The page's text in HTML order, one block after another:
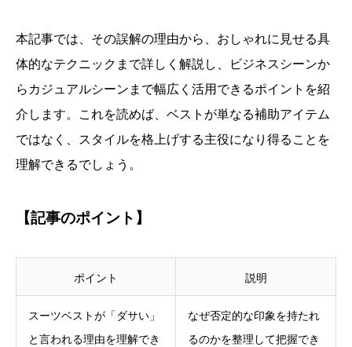
本記事では、その誤解の理由から、おしゃれに見せる具
体的なテクニックまで詳しく解説し、ビジネスシーンか
らカジュアルシーンまで幅広く活用できるポイントを紹
介します。これを読めば、ベストが単なる補助アイテム
ではなく、スタイルを格上げする主役になり得ることを
理解できるでしょう。
【記事のポイント】
ポイント 説明
スーツベストが「ダサい」
と言われる理由を理解でき
なぜ否定的な印象を持たれ
るのかを整理して把握でき